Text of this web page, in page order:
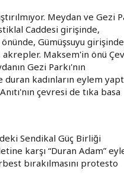
Meydan ve Gezi
Caddesi girişinde,
Gümüşsuyu
Maksem'in önü
Gezi Parkı'nın
kadınların eylem
çevresi de tıka basa
Sendikal Güç Birliği
karşı “Duran Adam”
bırakılmasını protesto